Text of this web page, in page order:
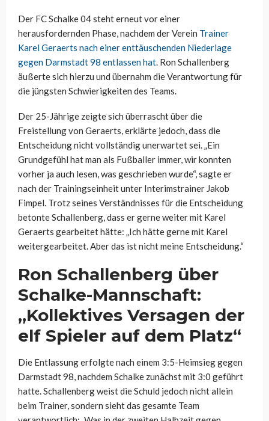
Der FC Schalke 04 steht erneut vor einer
herausfordernden Phase, nachdem der Verein Trainer
Karel Geraerts nach einer enttäuschenden Niederlage
gegen Darmstadt 98 entlassen hat. Ron Schallenberg
äußerte sich hierzu und übernahm die Verantwortung für
die jüngsten Schwierigkeiten des Teams.
Der 25-Jährige zeigte sich überrascht über die
Freistellung von Geraerts, erklärte jedoch, dass die
Entscheidung nicht vollständig unerwartet sei. „Ein
Grundgefühl hat man als Fußballer immer, wir konnten
vorher ja auch lesen, was geschrieben wurde“, sagte er
nach der Trainingseinheit unter Interimstrainer Jakob
Fimpel. Trotz seines Verständnisses für die Entscheidung
betonte Schallenberg, dass er gerne weiter mit Karel
Geraerts gearbeitet hätte: „Ich hätte gerne mit Karel
weitergearbeitet. Aber das ist nicht meine Entscheidung.“
Ron Schallenberg über
Schalke-Mannschaft:
„Kollektives Versagen der
elf Spieler auf dem Platz“
Die Entlassung erfolgte nach einem 3:5-Heimsieg gegen
Darmstadt 98, nachdem Schalke zunächst mit 3:0 geführt
hatte. Schallenberg weist die Schuld jedoch nicht allein
beim Trainer, sondern sieht das gesamte Team